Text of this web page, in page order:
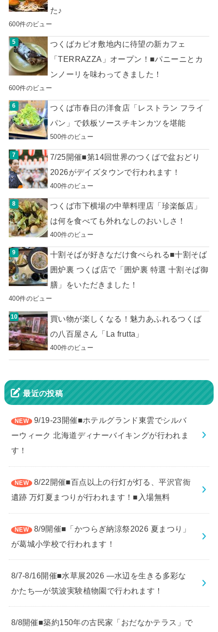
た♪
600件のビュー
つくばカピオ敷地内に待望の新カフェ
「TERRAZZA」オープン！■パニーニとカ
ンノーリを味わってきました！
600件のビュー
つくば市春日の洋食店「レストラン フライ
パン」で鉄板ソースチキンカツを堪能
500件のビュー
7/25開催■第14回世界のつくばで盆おどり
2026がデイズタウンで行われます！
400件のビュー
つくば市下横場の中華料理店「珍楽飯店」
は何を食べても外れなしのおいしさ！
400件のビュー
十割そばが好きなだけ食べられる■十割そば
囲炉裏 つくば店で「囲炉裏 特選 十割そば御
膳」をいただきました！
400件のビュー
買い物が楽しくなる！魅力あふれるつくば
の八百屋さん「La frutta」
400件のビュー
最近の投稿
9/19-23開催■ホテルグランド東雲でシルバ
ーウィーク 北海道ディナーバイキングが行われま
す！
8/22開催■百点以上の行灯が灯る、平沢官衙
遺跡 万灯夏まつりが行われます！■入場無料
8/9開催■「かつらぎ納涼祭2026 夏まつり」
が葛城小学校で行われます！
8/7-8/16開催■水草展2026 ―水辺を生きる多彩な
かたち―が筑波実験植物園で行われます！
8/8開催■築約150年の古民家「おだなかテラス」で